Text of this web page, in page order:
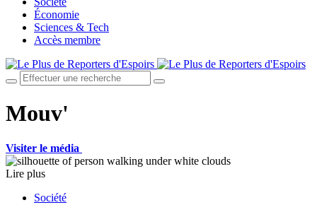
Économie
Sciences & Tech
Accès membre
Mouv'
Visiter le média
Lire plus
Société